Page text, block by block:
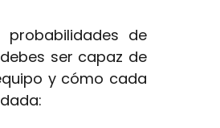
de
ser capaz de
y cómo cada